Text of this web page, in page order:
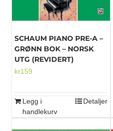
SCHAUM PIANO PRE-A –
GRØNN BOK – NORSK
UTG (REVIDERT)
kr159
Legg i
handlekurv
Detaljer